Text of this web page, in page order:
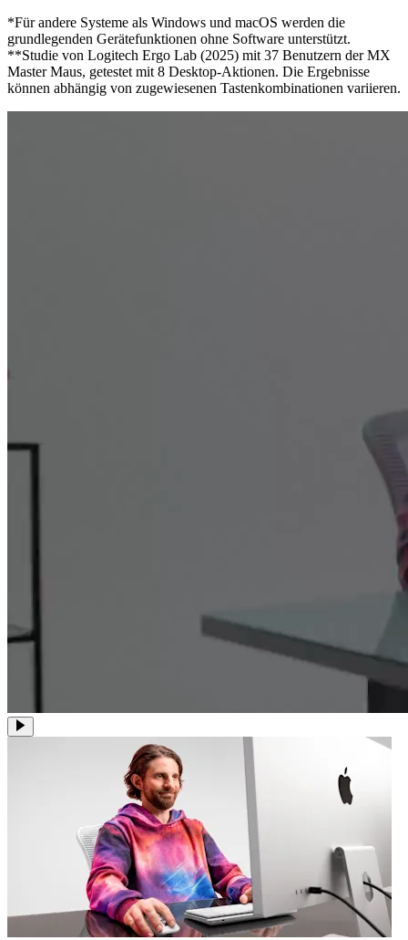
*Für andere Systeme als Windows und macOS werden die
grundlegenden Gerätefunktionen ohne Software unterstützt.
**Studie von Logitech Ergo Lab (2025) mit 37 Benutzern der MX
Master Maus, getestet mit 8 Desktop-Aktionen. Die Ergebnisse
können abhängig von zugewiesenen Tastenkombinationen variieren.